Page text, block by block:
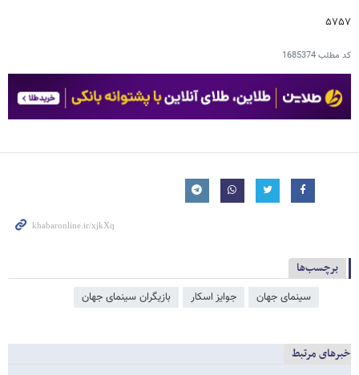
۵۷۵۷
کد مطلب1685374
برچسب‌ها
سینمای جهان جوایز اسکار بازیگران سینمای جهان
خبرهای مرتبط